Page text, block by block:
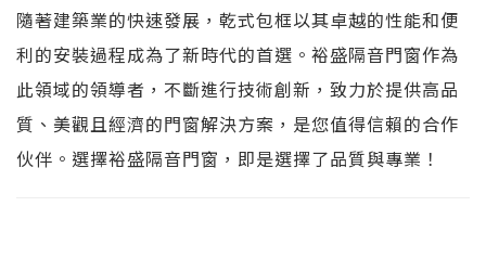
隨著建築業的快速發展，乾式包框以其卓越的性能和便
利的安裝過程成為了新時代的首選。裕盛隔音門窗作為
此領域的領導者，不斷進行技術創新，致力於提供高品
質、美觀且經濟的門窗解決方案，是您值得信賴的合作
伙伴。選擇裕盛隔音門窗，即是選擇了品質與專業！